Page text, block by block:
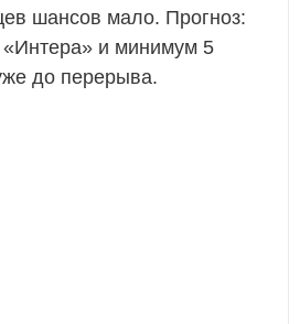
шансов мало. Прогноз:
и минимум 5
до перерыва.